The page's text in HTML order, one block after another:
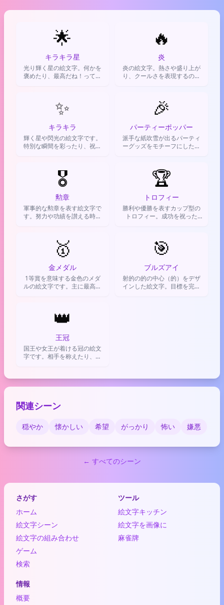
🌟
キラキラ星
光り輝く星の絵文字。何かを
褒めたり、最高だね！って気
🔥
炎
炎の絵文字。熱さや盛り上が
り、クールさを表現するのに
✨
キラキラ
輝く星や閃光の絵文字です。
特別な瞬間を彩ったり、祝福
🎉
パーティーポッパー
派手な紙吹雪が出るパーティ
ーグッズをモチーフにした絵
れるよ。
🎖️
勲章
軍事的な勲章を表す絵文字で
す。努力や功績を讃える時に
🏆
トロフィー
勝利や優勝を表すカップ型の
トロフィー。成功を祝った
🥇
金メダル
1等賞を意味する金色のメダ
ルの絵文字です。主に最高の
🎯
ブルズアイ
射的の的の中心（的）をデザ
インした絵文字。目標を完璧
👑
王冠
国王や女王が着ける冠の絵文
字です。相手を称えたり、自
使います。
関連シーン
穏やか 懐かしい 希望 がっかり 怖い 嫌悪
← すべてのシーン
さがす
ホーム
絵文字シーン
絵文字の組み合わせ
ゲーム
検索
ツール
絵文字キッチン
絵文字を画像に
麻雀牌
情報
概要